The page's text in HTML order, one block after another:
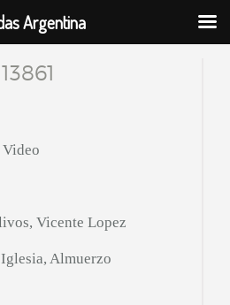
Vicente Lopez
Almuerzo
Argentina